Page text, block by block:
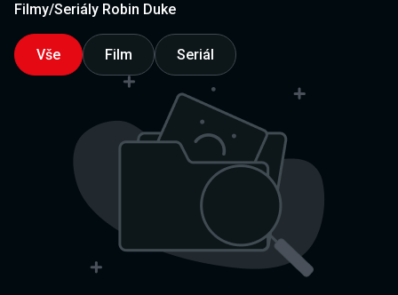
Filmy/Seriály Robin Duke
Vše Film Seriál